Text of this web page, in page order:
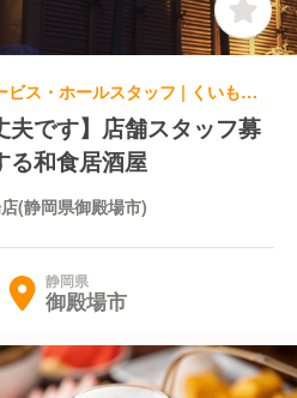
和食, 居酒屋 | レストランサービス・ホールスタッフ | くいもの屋わん 御殿場店(静岡県御殿場市)
夫です】店舗スタッフ募
る和食居酒屋
(静岡県御殿場市)
静岡県
御殿場市